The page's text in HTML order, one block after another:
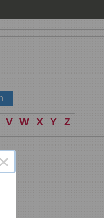
V W X Y Z